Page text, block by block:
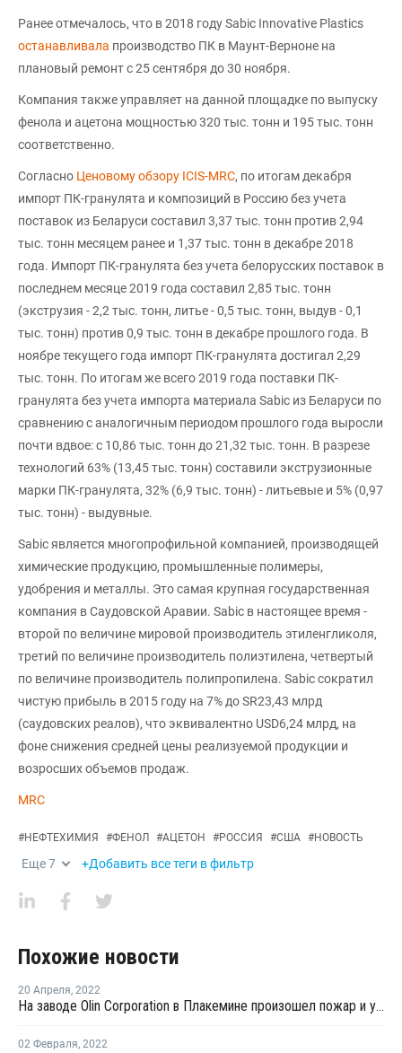
Ранее отмечалось, что в 2018 году Sabic Innovative Plastics
останавливала производство ПК в Маунт-Верноне на
плановый ремонт c 25 сентября до 30 ноября.
Компания также управляет на данной площадке по выпуску
фенола и ацетона мощностью 320 тыс. тонн и 195 тыс. тонн
соответственно.
Согласно Ценовому обзору ICIS-MRC, по итогам декабря
импорт ПК-гранулята и композиций в Россию без учета
поставок из Беларуси составил 3,37 тыс. тонн против 2,94
тыс. тонн месяцем ранее и 1,37 тыс. тонн в декабре 2018
года. Импорт ПК-гранулята без учета белорусских поставок в
последнем месяце 2019 года составил 2,85 тыс. тонн
(экструзия - 2,2 тыс. тонн, литье - 0,5 тыс. тонн, выдув - 0,1
тыс. тонн) против 0,9 тыс. тонн в декабре прошлого года. В
ноябре текущего года импорт ПК-гранулята достигал 2,29
тыс. тонн. По итогам же всего 2019 года поставки ПК-
гранулята без учета импорта материала Sabic из Беларуси по
сравнению с аналогичным периодом прошлого года выросли
почти вдвое: с 10,86 тыс. тонн до 21,32 тыс. тонн. В разрезе
технологий 63% (13,45 тыс. тонн) составили экструзионные
марки ПК-гранулята, 32% (6,9 тыс. тонн) - литьевые и 5% (0,97
тыс. тонн) - выдувные.
Sabic является многопрофильной компанией, производящей
химические продукцию, промышленные полимеры,
удобрения и металлы. Это самая крупная государственная
компания в Саудовской Аравии. Sabic в настоящее время -
второй по величине мировой производитель этиленгликоля,
третий по величине производитель полиэтилена, четвертый
по величине производитель полипропилена. Sabic сократил
чистую прибыль в 2015 году на 7% до SR23,43 млрд
(саудовских реалов), что эквивалентно USD6,24 млрд, на
фоне снижения средней цены реализуемой продукции и
возросших объемов продаж.
MRC
#НЕФТЕХИМИЯ #ФЕНОЛ #АЦЕТОН #РОССИЯ #США #НОВОСТЬ
Еще7 +Добавить все теги в фильтр
Похожие новости
20 Апреля, 2022
На заводе Olin Corporation в Плакемине произошел пожар и утечка хлора
02 Февраля, 2022